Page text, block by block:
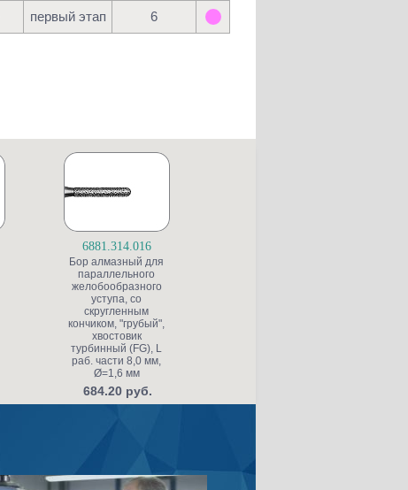
первый этап 6
6881.314.016
Бор алмазный для
параллельного
желобообразного
уступа, со
скругленным
кончиком, "грубый",
хвостовик
турбинный (FG), L
раб. части 8,0 мм,
Ø=1,6 мм
684.20 руб.